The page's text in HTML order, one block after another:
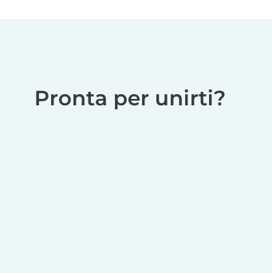
Pronta per unirti?